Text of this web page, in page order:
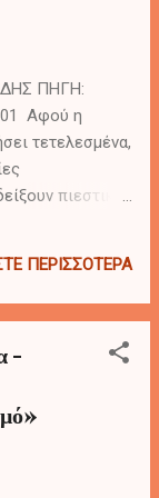
ΠΗΓΗ:
Αφού η
τετελεσμένα,
πιεστικά
του
και
Τα
της Τουρκίας
ΠΕΡΙΣΣΌΤΕΡΑ
-